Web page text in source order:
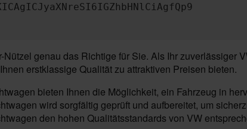
genau das Richtige für Sie. Als Ihr zuverlässiger
erstklassige Qualität zu attraktiven Preisen bieten.
bieten Ihnen die Möglichkeit, ein Fahrzeug in
wird sorgfältig geprüft und aufbereitet, um
den hohen Qualitätsstandards von VW